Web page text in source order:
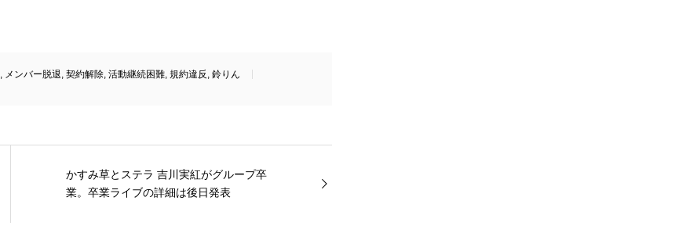
メンバー脱退 契約解除 活動継続困難 規約違反 鈴りん
かすみ草とステラ 吉川実紅がグループ卒
業。卒業ライブの詳細は後日発表